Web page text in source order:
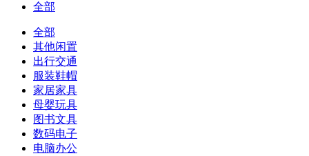
全部
全部
其他闲置
出行交通
服装鞋帽
家居家具
母婴玩具
图书文具
数码电子
电脑办公